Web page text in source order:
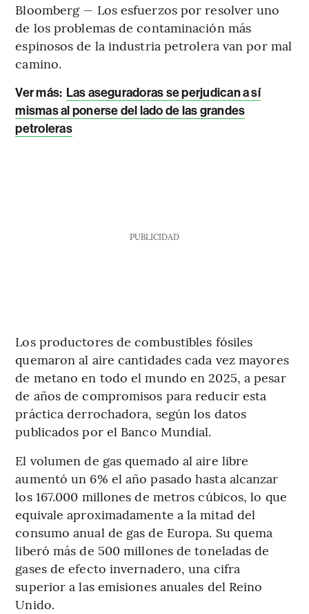
Bloomberg — Los esfuerzos por resolver uno
de los problemas de contaminación más
espinosos de la industria petrolera van por mal
camino.
Ver más: Las aseguradoras se perjudican a sí
mismas al ponerse del lado de las grandes
petroleras
PUBLICIDAD
Los productores de combustibles fósiles
quemaron al aire cantidades cada vez mayores
de metano en todo el mundo en 2025, a pesar
de años de compromisos para reducir esta
práctica derrochadora, según los datos
publicados por el Banco Mundial.
El volumen de gas quemado al aire libre
aumentó un 6% el año pasado hasta alcanzar
los 167.000 millones de metros cúbicos, lo que
equivale aproximadamente a la mitad del
consumo anual de gas de Europa. Su quema
liberó más de 500 millones de toneladas de
gases de efecto invernadero, una cifra
superior a las emisiones anuales del Reino
Unido.